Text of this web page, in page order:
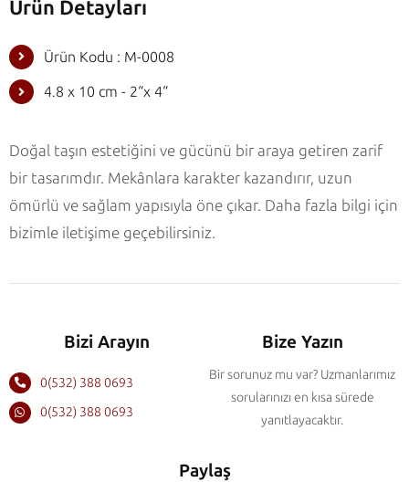
Ürün Detayları
Ürün Kodu : M-0008
4.8 x 10 cm - 2“x 4“
Doğal taşın estetiğini ve gücünü bir araya getiren zarif
bir tasarımdır. Mekânlara karakter kazandırır, uzun
ömürlü ve sağlam yapısıyla öne çıkar. Daha fazla bilgi için
bizimle iletişime geçebilirsiniz.
Bizi Arayın
0(532) 388 0693
0(532) 388 0693
Bize Yazın
Bir sorunuz mu var? Uzmanlarımız
sorularınızı en kısa sürede
yanıtlayacaktır.
Paylaş